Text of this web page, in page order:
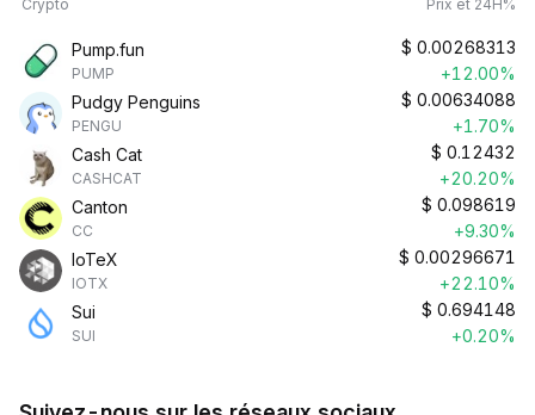
Crypto Prix et 24H%
Pump.fun
PUMP
$ 0.00268313
+12.00%
Pudgy Penguins
PENGU
$ 0.00634088
+1.70%
Cash Cat
CASHCAT
$ 0.12432
+20.20%
Canton
CC
$ 0.098619
+9.30%
IoTeX
IOTX
$ 0.00296671
+22.10%
Sui
SUI
$ 0.694148
+0.20%